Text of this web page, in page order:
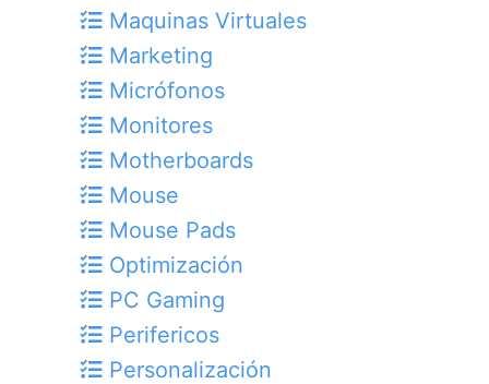
Maquinas Virtuales
Marketing
Micrófonos
Monitores
Motherboards
Mouse
Mouse Pads
Optimización
PC Gaming
Perifericos
Personalización